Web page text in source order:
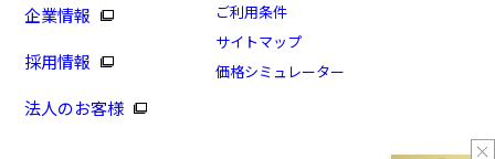
普通
やや広い
企業情報
採用情報
法人のお客様
ご利用条件
サイトマップ
価格シミュレーター